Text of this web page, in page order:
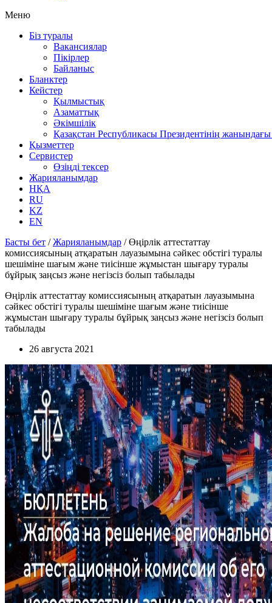
Меню
Біз туралы
Вакансиялар
Пікірлер
Байланыс
Бланктер
Кейстер
Қылмыстық
Азаматтық
Әкімшілік
Қазақстан Республикасы Президентінің
Қызметтер
Сервистер
Өзіңді тексер
Жарияланымдар
НҚА
RU
KZ
EN
Басты бет /Жарияланымдар /Өңірлік аттестаттау
комиссиясының атқаратын лауазымына сәйкес обстігі туралы
шешіміне шағым және тиісінше жұмыстан шығару туралы
бұйрық заңсыз және негізсіз болып табылады
Өңірлік аттестаттау комиссиясының атқаратын лауазымына
сәйкес обстігі туралы шешіміне шағым және тиісінше
жұмыстан шығару туралы бұйрық заңсыз және негізсіз болып
табылады
26 августа 2021